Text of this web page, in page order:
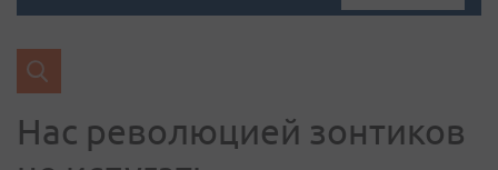
Нас революцией зонтиков